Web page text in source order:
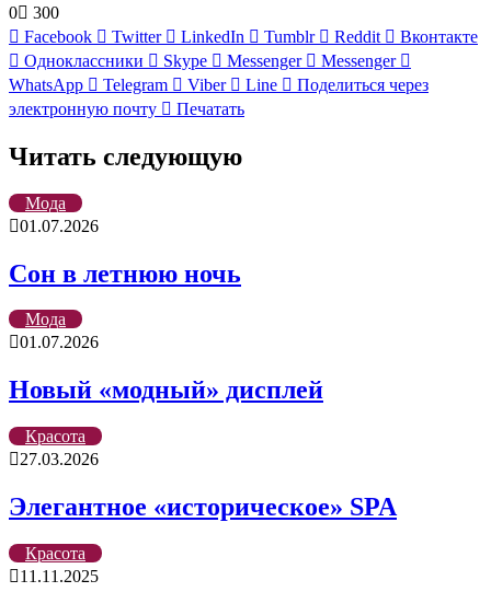
0
300
Facebook
Twitter LinkedIn Tumblr Reddit
Вконтакте
Одноклассники
Skype Messenger
Messenger
WhatsApp
Telegram Viber Line
Поделиться через
электронную почту
Печатать
Читать следующую
Мода
01.07.2026
Сон в летнюю ночь
Мода
01.07.2026
Новый «модный» дисплей
Красота
27.03.2026
Элегантное «историческое» SPA
Красота
11.11.2025